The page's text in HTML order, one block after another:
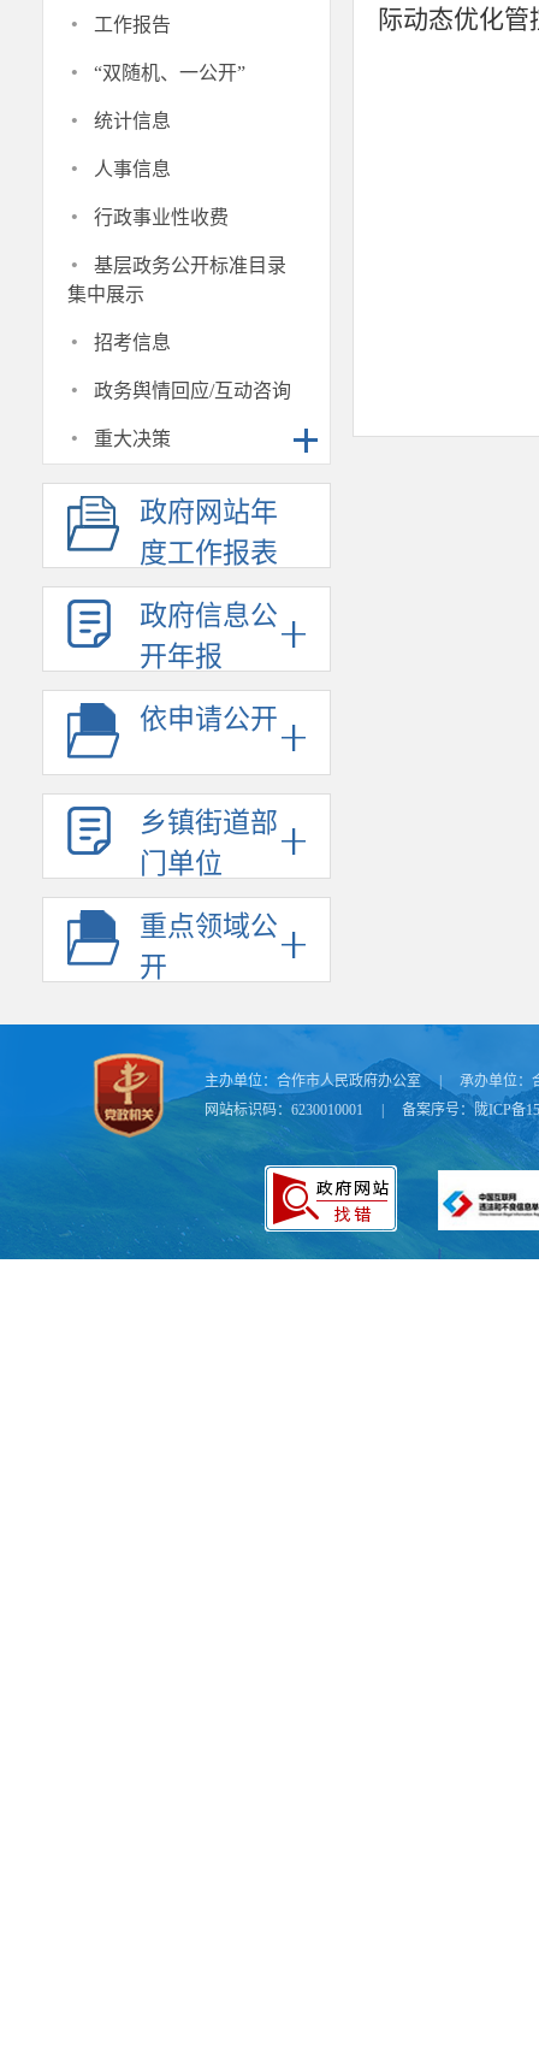
· 工作报告
· “双随机、一公开”
· 统计信息
· 人事信息
· 行政事业性收费
·
基层政务公开标准目录
集中展示
· 招考信息
· 政务舆情回应/互动咨询
· 重大决策
政府网站年
度工作报表
政府信息公
开年报
依申请公开
乡镇街道部
门单位
重点领域公
开
际动态优化
主办单位： 合作市人民政府办公室 承办单位：
网站标识码：6230010001
备案序号：陇ICP备